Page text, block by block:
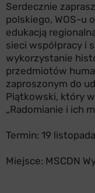
Serdecznie
polskiego, WOS-u
edukacją
sieci współpracy i
wykorzystanie
przedmiotów
zaproszonym do
Piątkowski, który
„Radomianie i ich
Termin: 19
Miejsce: MSCDN